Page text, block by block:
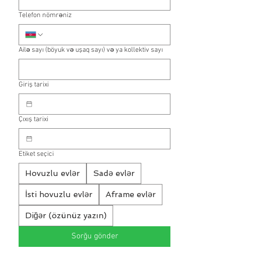
Telefon nömrəniz
Ailə sayı (böyuk və uşaq sayı) və ya kollektiv sayı
Giriş tarixi
Çıxış tarixi
Etiket seçici
Hovuzlu evlər Sadə evlər
İsti hovuzlu evlər Aframe evlər
Diğər (özünüz yazın)
Sorğu gönder